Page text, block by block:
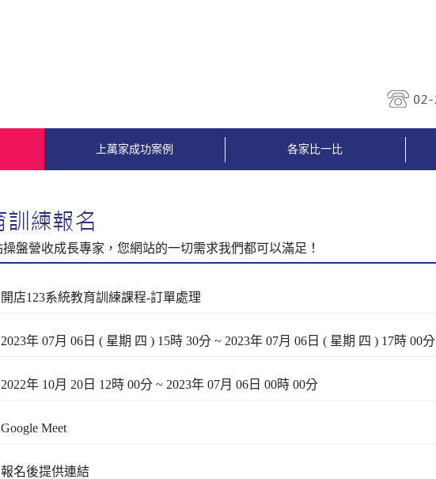
上萬家成功案例 各家比一比
開店123系統教育訓練課程-訂單處理
2023年 07月 06日 ( 星期 四 ) 15時 30分 ~ 2023年 07月 06日 ( 星期 四 ) 17時 00分
2022年 10月 20日 12時 00分 ~ 2023年 07月 06日 00時 00分
Google Meet
報名後提供連結